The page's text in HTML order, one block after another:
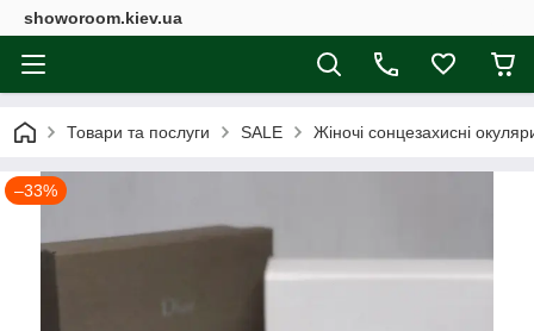
showoroom.kiev.ua
Товари та послуги SALE Жіночі сонцезахисні
–33%